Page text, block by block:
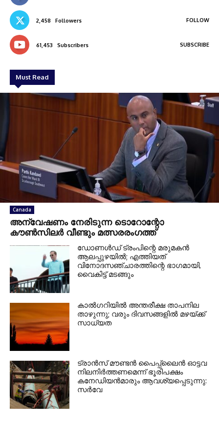
2,458 Followers FOLLOW
61,453 Subscribers SUBSCRIBE
Must Read
Canada
അന്വേഷണം നേരിടുന്ന ടൊറോന്റോ
കൗണ്‍സിലര്‍ വീണ്ടും മത്സരരംഗത്ത്
ഡോണള്‍ഡ് ട്രംപിന്റെ മരുമകന്‍
ആലപ്പുഴയില്‍; എത്തിയത്
വിനോദസഞ്ചാരത്തിന്റെ ഭാഗമായി,
വൈകിട്ട് മടങ്ങും
കാല്‍ഗറിയില്‍ അന്തരീക്ഷ താപനില
താഴുന്നു; വരും ദിവസങ്ങളില്‍ മഴയ്ക്ക്
സാധ്യത
ട്രാന്‍സ് മൗണ്ടന്‍ പൈപ്പ്ലൈന്‍ ഓട്ടവ
നിലനിര്‍ത്തണമെന്ന് ഭൂരിപക്ഷം
കനേഡിയന്‍മാരും ആവശ്യപ്പെടുന്നു:
സര്‍വേ